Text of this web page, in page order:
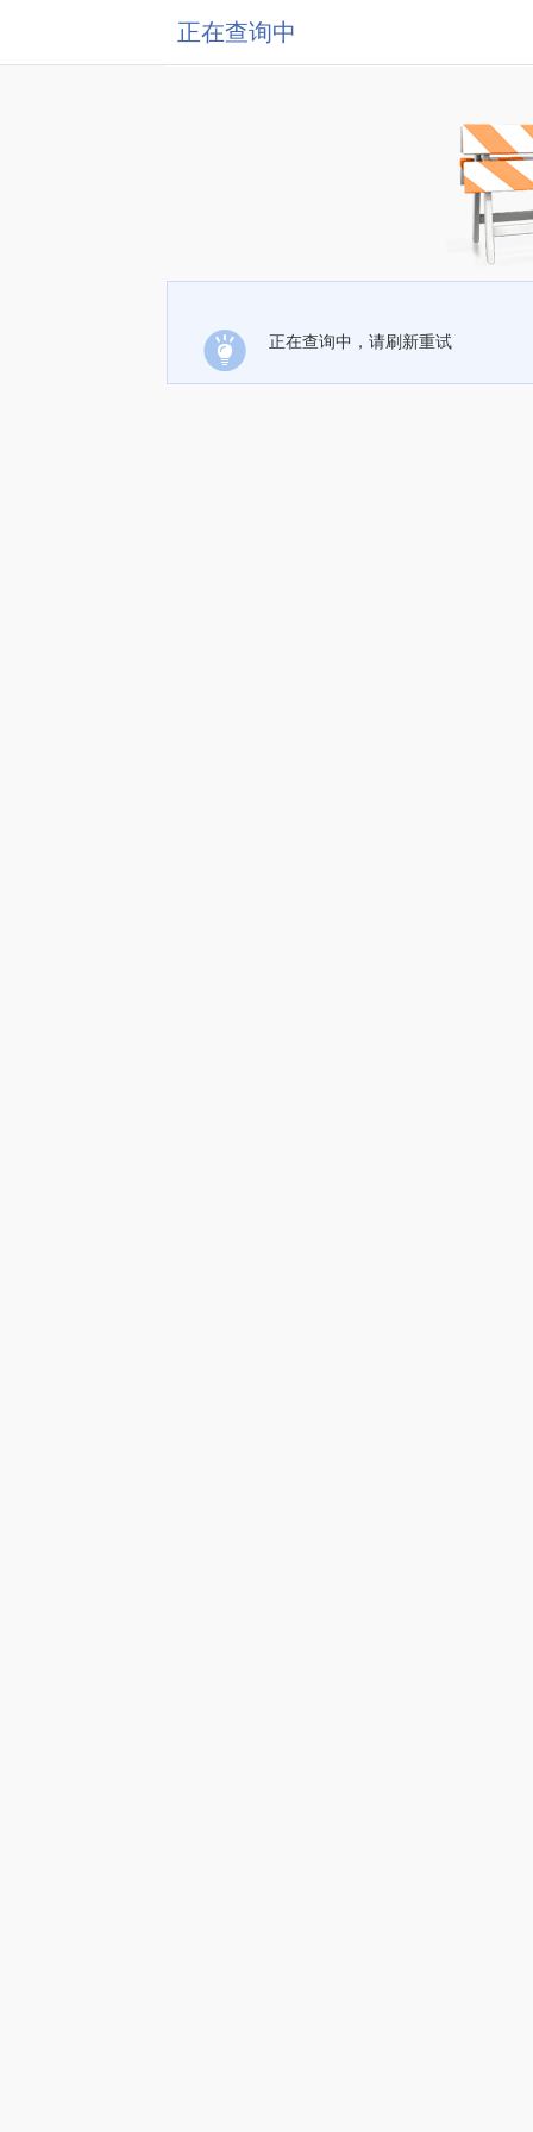
正在查询中
正在查询中，请刷新重试